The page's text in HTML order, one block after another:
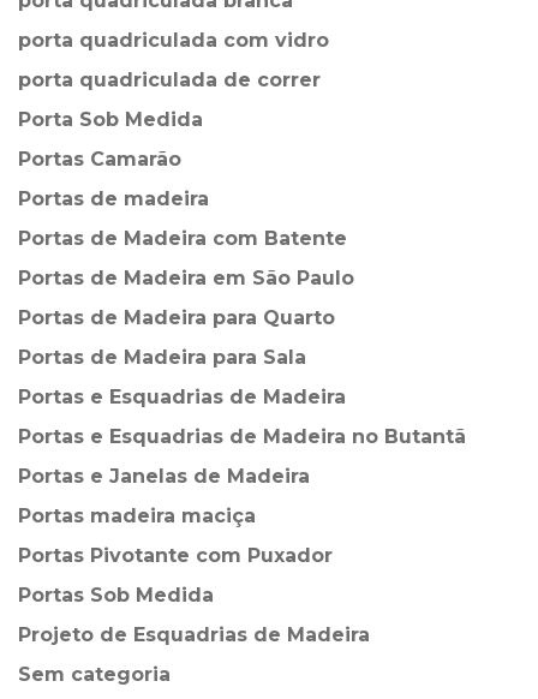
porta quadriculada com vidro
porta quadriculada de correr
Porta Sob Medida
Portas Camarão
Portas de madeira
Portas de Madeira com Batente
Portas de Madeira em São Paulo
Portas de Madeira para Quarto
Portas de Madeira para Sala
Portas e Esquadrias de Madeira
Portas e Esquadrias de Madeira no Butantã
Portas e Janelas de Madeira
Portas madeira maciça
Portas Pivotante com Puxador
Portas Sob Medida
Projeto de Esquadrias de Madeira
Sem categoria